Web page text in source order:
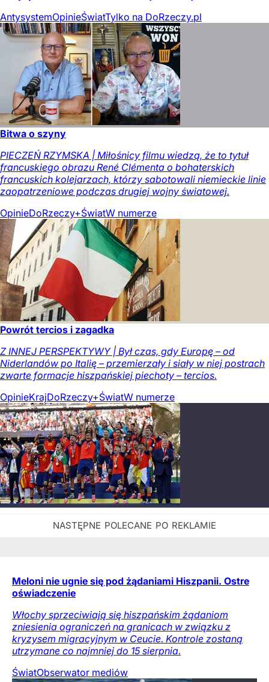
AntysystemOpinieŚwiatTylko na DoRzeczy.pl
Bitwa o szyny
PIECZEŃ RZYMSKA | Miłośnicy filmu wiedzą, że to tytuł
francuskiego obrazu René Clémenta o bohaterskich
francuskich kolejarzach, którzy sabotowali niemieckie linie
zaopatrzeniowe podczas drugiej wojny światowej.
OpinieDoRzeczy+ŚwiatW numerze
Powrót tercios i zagadka
Z INNEJ PERSPEKTYWY | Był czas, gdy Europę – od
Niderlandów po Italię – przemierzały i siały w niej postrach
zwarte formacje hiszpańskiej piechoty – tercios.
OpinieKrajDoRzeczy+ŚwiatW numerze
Meloni nie ugnie się pod żądaniami Hiszpanii. Ostre
oświadczenie
Włochy sprzeciwiają się hiszpańskim żądaniom
zniesienia ograniczeń na granicach w związku z
kryzysem migracyjnym w Ceucie. Kontrole zostaną
utrzymane co najmniej do 15 sierpnia.
ŚwiatObserwator mediów